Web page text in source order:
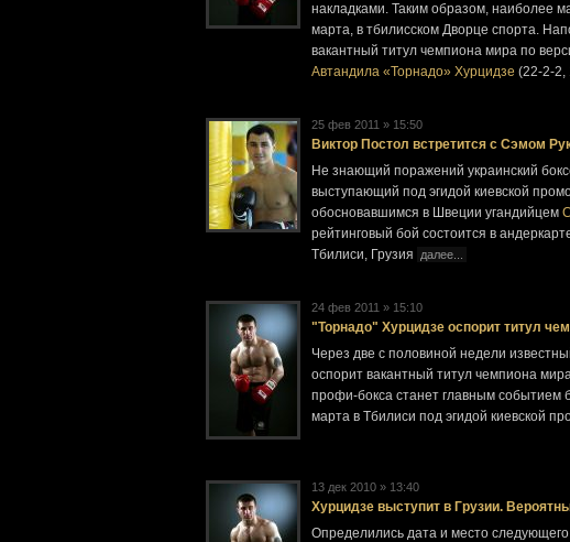
накладками. Таким образом, наиболее
марта, в тбилисском Дворце спорта.
вакантный титул чемпиона мира по
Автандила «Торнадо» Хурцидзе (22-2-2,
25 фев 2011 » 15:50
Виктор Постол встретится с Сэмом
Не знающий поражений украинский
выступающий под эгидой киевской
обосновавшимся в Швеции угандийцем
рейтинговый бой состоится в
Тбилиси, Грузия
далее...
24 фев 2011 » 15:10
"Торнадо" Хурцидзе оспорит титул
Через две с половиной недели
оспорит вакантный титул чемпиона
профи-бокса станет главным событием
марта в Тбилиси под эгидой киевской
13 дек 2010 » 13:40
Хурцидзе выступит в Грузии.
Определились дата и место